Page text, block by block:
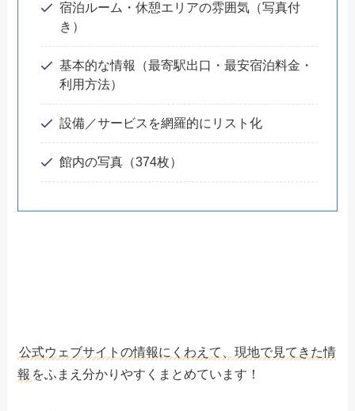
宿泊ルーム・休憩エリアの雰囲気（写真付
き）
基本的な情報（最寄駅出口・最安宿泊料金・
利用方法）
設備／サービスを網羅的にリスト化
館内の写真（374枚）
公式ウェブサイトの情報にくわえて、現地で見てきた情
報 をふまえ分かりやすくまとめています！